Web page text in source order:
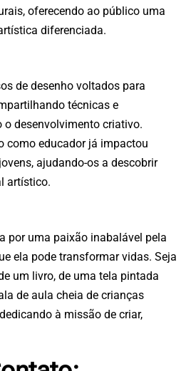
oferecendo ao público uma
diferenciada.
de desenho voltados para
técnicas e
o desenvolvimento criativo.
como educador já impactou
ajudando-os a descobrir
artístico.
por uma paixão inabalável pela
ela pode transformar vidas. Seja
um livro, de uma tela pintada
de aula cheia de crianças
à missão de criar,